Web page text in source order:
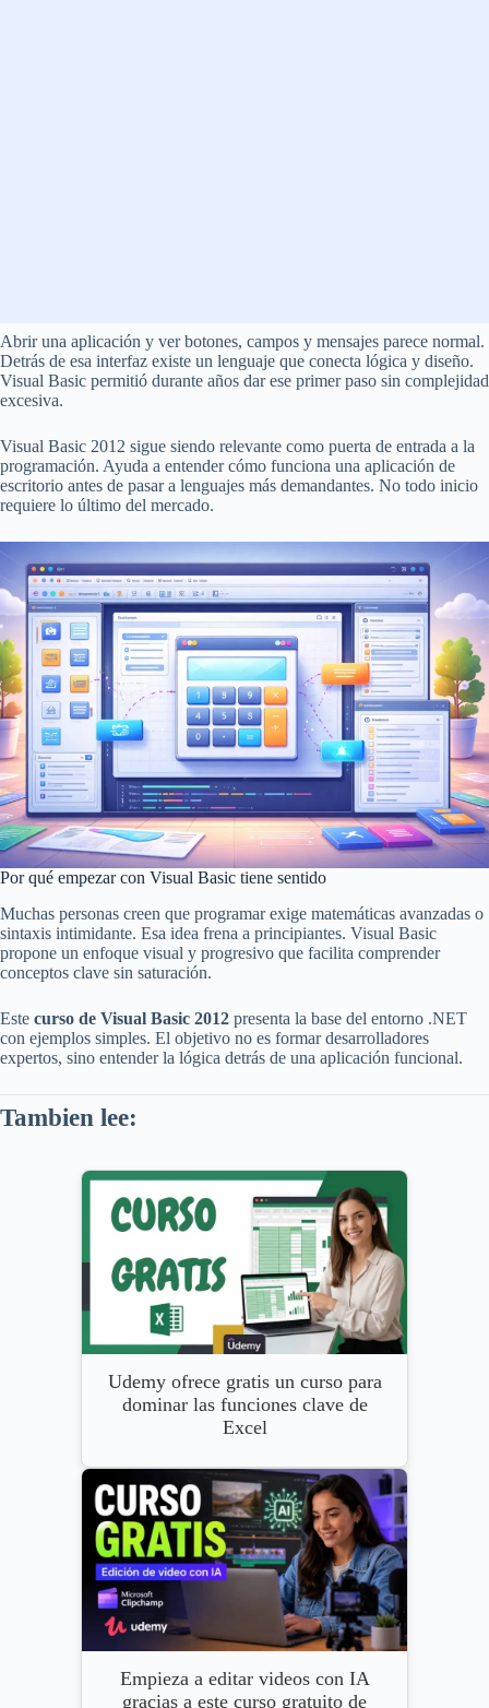
Abrir una aplicación y ver botones, campos y mensajes parece normal.
Detrás de esa interfaz existe un lenguaje que conecta lógica y diseño.
Visual Basic permitió durante años dar ese primer paso sin complejidad
excesiva.
Visual Basic 2012 sigue siendo relevante como puerta de entrada a la
programación. Ayuda a entender cómo funciona una aplicación de
escritorio antes de pasar a lenguajes más demandantes. No todo inicio
requiere lo último del mercado.
Por qué empezar con Visual Basic tiene sentido
Muchas personas creen que programar exige matemáticas avanzadas o
sintaxis intimidante. Esa idea frena a principiantes. Visual Basic
propone un enfoque visual y progresivo que facilita comprender
conceptos clave sin saturación.
Este curso de Visual Basic 2012 presenta la base del entorno .NET
con ejemplos simples. El objetivo no es formar desarrolladores
expertos, sino entender la lógica detrás de una aplicación funcional.
Tambien lee:
Udemy ofrece gratis un curso para
dominar las funciones clave de
Excel
Empieza a editar videos con IA
gracias a este curso gratuito de